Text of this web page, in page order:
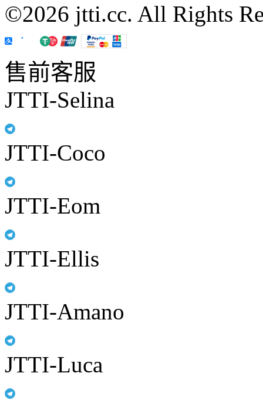
©2026 jtti.cc. All Rights
售前客服
JTTI-Selina
JTTI-Coco
JTTI-Eom
JTTI-Ellis
JTTI-Amano
JTTI-Luca